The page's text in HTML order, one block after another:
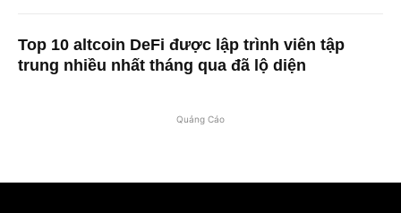
Top 10 altcoin DeFi được lập trình viên tập
trung nhiều nhất tháng qua đã lộ diện
Quảng Cáo